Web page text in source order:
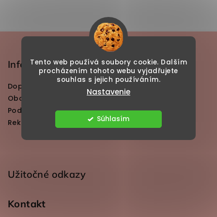
Tento web používá soubory cookie. Dalším
procházením tohoto webu vyjadřujete
souhlas s jejich používáním.
Nastavenie
Súhlasím
Zápätie
Informácie pre vás
Doprava a platby
Obchodné podmienky
Podmienky ochrany osobných údajov
Reklamácia a vrátenie tovaru
Užitočné odkazy
Kontakt